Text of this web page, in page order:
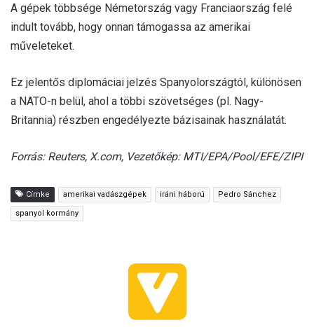
A gépek többsége Németország vagy Franciaország felé
indult tovább, hogy onnan támogassa az amerikai
műveleteket.
Ez jelentős diplomáciai jelzés Spanyolországtól, különösen
a NATO-n belül, ahol a többi szövetséges (pl. Nagy-
Britannia) részben engedélyezte bázisainak használatát.
Forrás: Reuters, X.com, Vezetőkép: MTI/EPA/Pool/EFE/ZIPI
Címke amerikai vadászgépek iráni háború Pedro Sánchez
spanyol kormány